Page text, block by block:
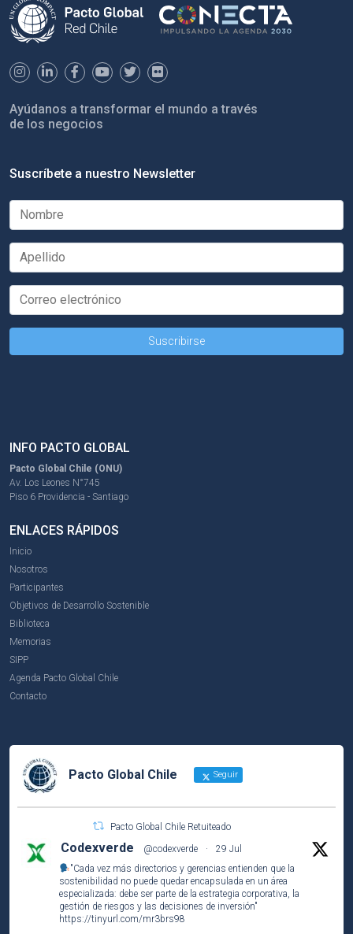
Ayúdanos a transformar el mundo a través
de los negocios
Suscríbete a nuestro Newsletter
INFO PACTO GLOBAL
Pacto Global Chile (ONU)
Av. Los Leones N°745
Piso 6 Providencia - Santiago
ENLACES RÁPIDOS
Inicio
Nosotros
Participantes
Objetivos de Desarrollo Sostenible
Biblioteca
Memorias
SIPP
Agenda Pacto Global Chile
Contacto
Pacto Global Chile Seguir
Pacto Global Chile Retuiteado
Codexverde @codexverde ·
29 Jul
"Cada vez más directorios y gerencias entienden que la
sostenibilidad no puede quedar encapsulada en un área
especializada: debe ser parte de la estrategia corporativa, la
gestión de riesgos y las decisiones de inversión"
https://tinyurl.com/mr3brs98